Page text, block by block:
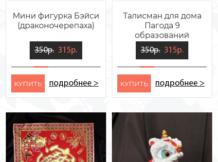
Мини фигурка Бэйси
(драконочерепаха)
350р. 315р.
KУПИТЬ подробнее >
Талисман для дома
Пагода 9
образований
350р. 315р.
KУПИТЬ подробнее >